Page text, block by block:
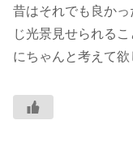
昔はそれでも良か
じ光景見せられる
にちゃんと考えて欲